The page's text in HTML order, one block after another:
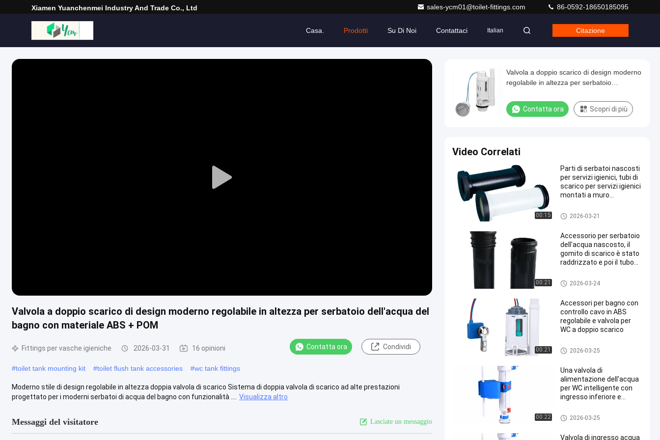
Xiamen Yuanchenmei Industry And Trade Co., Ltd sales-ycm01@toilet-fittings.com 86-0592-18650185095
Casa. Prodotti Su Di Noi Contattaci Italian Citazione
Play
Valvola a doppio scarico di design moderno regolabile in altezza per serbatoio dell'acqua del
bagno con materiale ABS + POM
Fittings per vasche igieniche 2026-03-31 16 opinioni Contatta ora Condividi
#toilet tank mounting kit #toilet flush tank accessories #wc tank fittings
Moderno stile di design regolabile in altezza doppia valvola di scarico Sistema di doppia valvola di scarico ad alte prestazioni
progettato per i moderni serbatoi di acqua del bagno con funzionalità ....
Visualizza altro
Messaggi del visitatore Lasciate un messaggio
Valvola a doppio scarico di design moderno
regolabile in altezza per serbatoio
POM
Contatta ora Scopri di più
Video Correlati
00:15
Parti di serbatoi nascosti
per servizi igienici, tubi di
scarico per servizi igienici
montati a muro
approvvigionamento
idrico, tubi di scarico
Fittings per vasche igieniche
2026-03-21
00:21
Accessorio per serbatoio
dell'acqua nascosto, il
gomito di scarico è stato
raddrizzato e poi il tubo
sostituito per lo scarico a
parete in PVC, e poi è
HDPE da 90 a 90.
Fittings per vasche igieniche
2026-03-24
00:21
Accessori per bagno con
controllo cavo in ABS
regolabile e valvola per
WC a doppio scarico
Fittings per vasche igieniche
2026-03-25
00:22
Una valvola di
alimentazione dell'acqua
per WC intelligente con
ingresso inferiore e
Fittings per vasche igieniche
2026-03-25
Valvola di ingresso acqua